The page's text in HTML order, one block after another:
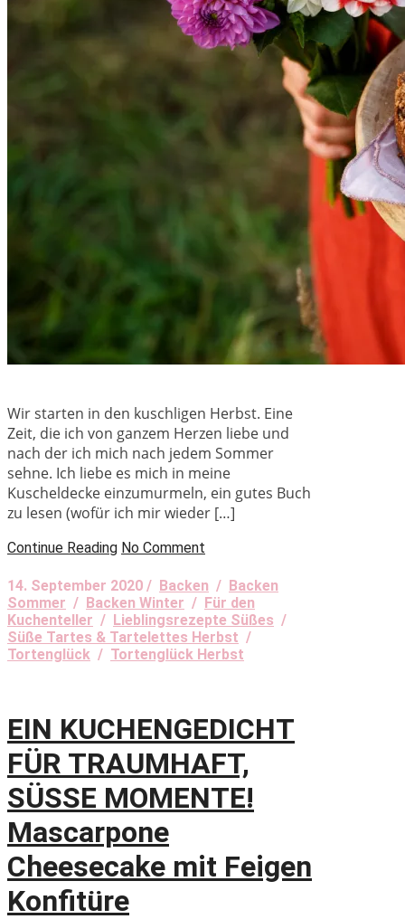
Wir starten in den kuschligen Herbst. Eine
Zeit, die ich von ganzem Herzen liebe und
nach der ich mich nach jedem Sommer
sehne. Ich liebe es mich in meine
Kuscheldecke einzumurmeln, ein gutes Buch
zu lesen (wofür ich mir wieder […]
Continue Reading No Comment
14. September 2020 / Backen / Backen
Sommer / Backen Winter / Für den
Kuchenteller / Lieblingsrezepte Süßes /
Süße Tartes & Tartelettes Herbst /
Tortenglück / Tortenglück Herbst
EIN KUCHENGEDICHT
FÜR TRAUMHAFT,
SÜSSE MOMENTE!
Mascarpone
Cheesecake mit Feigen
Konfitüre